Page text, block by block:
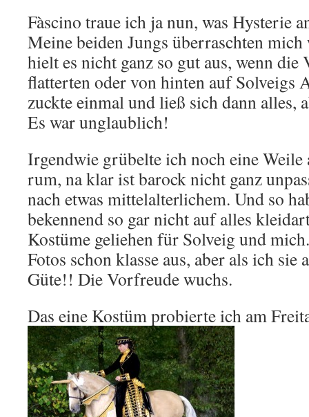
Fàscino traue ich ja nun, was Hysterie
Meine beiden Jungs überraschten
hielt es nicht ganz so gut aus, wenn die
flatterten oder von hinten auf Solveigs
zuckte einmal und ließ sich dann alles,
Es war unglaublich!
Irgendwie grübelte ich noch eine Weile
rum, na klar ist barock nicht ganz
nach etwas mittelalterlichem. Und so
bekennend so gar nicht auf alles
Kostüme geliehen für Solveig und
Fotos schon klasse aus, aber als ich sie
Güte!! Die Vorfreude wuchs.
Das eine Kostüm probierte ich am